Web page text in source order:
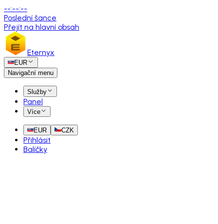
--:--:--
Poslední šance
Přejít na hlavní obsah
Eternyx
EUR
Navigační menu
Služby
Panel
Více
EUR CZK
Přihlásit
Balíčky